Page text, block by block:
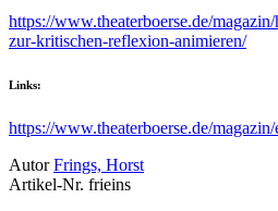
https://www.theaterboerse.de/
zur-kritischen-reflexion-animieren/
Links:
https://www.theaterboerse.de/
Autor Frings, Horst
Artikel-Nr. frieins